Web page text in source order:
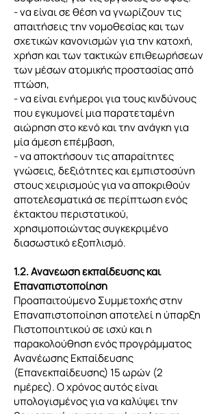
- να είναι σε θέση να γνωρίζουν τις
απαιτήσεις την νομοθεσίας και των
σχετικών κανονισμών για την κατοχή,
χρήση και των τακτικών επιθεωρήσεων
των μέσων ατομικής προστασίας από
πτώση,
- να είναι ενήμεροι για τους κινδύνους
που εγκυμονεί μια παρατεταμένη
αιώρηση στο κενό και την ανάγκη για
μία άμεση επέμβαση,
- να αποκτήσουν τις απαραίτητες
γνώσεις, δεξιότητες και εμπιστοσύνη
στους χειρισμούς για να αποκριθούν
αποτελεσματικά σε περίπτωση ενός
έκτακτου περιστατικού,
χρησιμοποιώντας συγκεκριμένο
διασωστικό εξοπλισμό.
1.2. Ανανέωση εκπαίδευσης και
Επαναπιστοποίηση
Προαπαιτούμενο Συμμετοχής στην
Επαναπιστοποίηση αποτελεί η ύπαρξη
Πιστοποιητικού σε ισχύ και η
παρακολούθηση ενός προγράμματος
Ανανέωσης Εκπαίδευσης
(Επανεκπαίδευσης) 15 ωρών (2
ημέρες). Ο χρόνος αυτός είναι
υπολογισμένος για να καλύψει την